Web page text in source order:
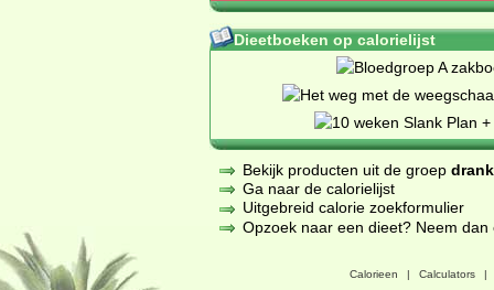
Dieetboeken op calorielijst
Bekijk producten uit de groep
Ga naar de calorielijst
Uitgebreid calorie zoekformulier
Opzoek naar een dieet? Neem
Calorieen | Calculators |